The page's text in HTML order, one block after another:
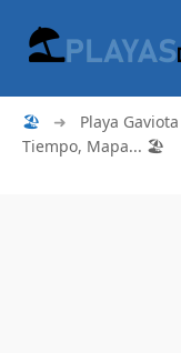
🏖 ➜
Playa
Tiempo, Mapa... 🏖️